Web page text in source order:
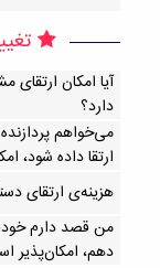
آیا امکان
دارد؟
ارتقا داده شود،
هزینه‌ی ارتقای
من قصد دارم خودم
دهم، امکان‌پذیر